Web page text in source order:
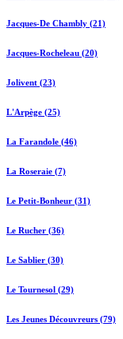
Jacques-De Chambly (21)
Jacques-Rocheleau (20)
Jolivent (23)
L'Arpège (25)
La Farandole (46)
La Roseraie (7)
Le Petit-Bonheur (31)
Le Rucher (36)
Le Sablier (30)
Le Tournesol (29)
Les Jeunes Découvreurs (79)